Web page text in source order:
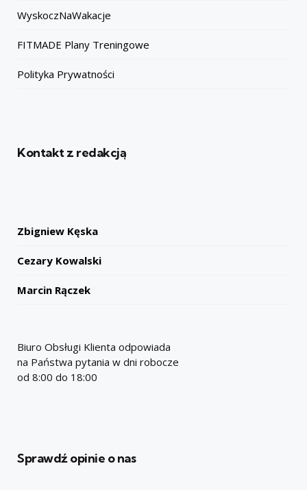
WyskoczNaWakacje
FITMADE Plany Treningowe
Polityka Prywatności
Kontakt z redakcją
Zbigniew Kęska
Cezary Kowalski
Marcin Rączek
Biuro Obsługi Klienta odpowiada
na Państwa pytania w dni robocze
od 8:00 do 18:00
Sprawdź opinie o nas